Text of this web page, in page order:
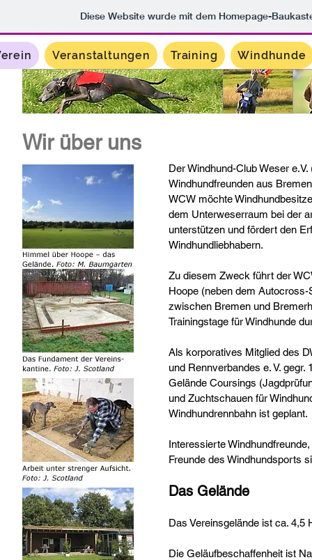
Diese Website wurde mit dem Homepage-
Veranstaltungen Training Windhunde
Wir über uns
Der Windhund-Club Weser
Windhundfreunden aus
WCW möchte
dem Unterweserraum bei der
unterstützen und fördert den
Windhundliebhabern.
Zu diesem Zweck führt der
Hoope (neben dem Autocross-
zwischen Bremen und
Trainingstage für Windhunde
Als korporatives Mitglied des
und Rennverbandes e. V.
Gelände Coursings
und Zuchtschauen für
Windhundrennbahn ist geplant.
Interessierte
Freunde des Windhundsports
Das Gelände
Das Vereinsgelände ist ca. 4,5
Die Geläufbeschaffenheit ist